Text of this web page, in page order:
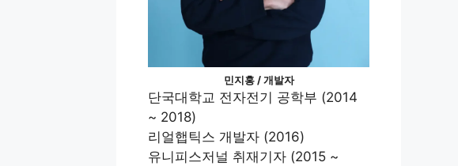
민지홍 / 개발자
단국대학교 전자전기 공학부 (2014
~ 2018)
리얼햅틱스 개발자 (2016)
유니피스저널 취재기자 (2015 ~